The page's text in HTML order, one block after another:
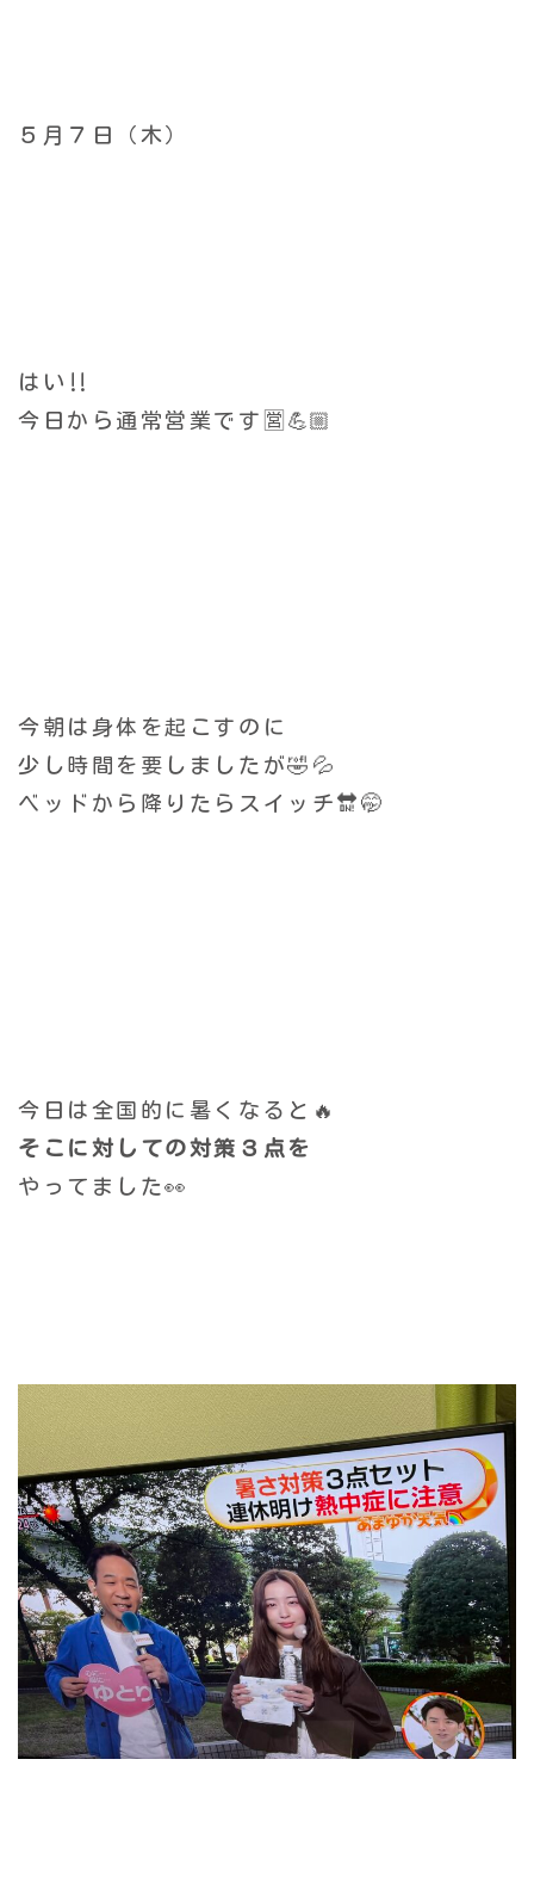
５月７日（木）
はい‼️
今日から通常営業です🈺💪🏼
今朝は身体を起こすのに
少し時間を要しましたが🤣💦
ベッドから降りたらスイッチ🔛🤭
今日は全国的に暑くなると🔥
そこに対しての対策３点を
やってました👀